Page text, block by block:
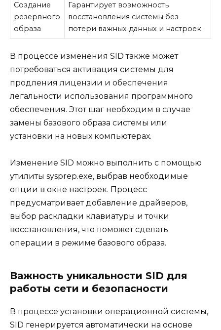
Создание
резервного
образа
Гарантирует возможность
восстановления системы без
потери важных данных и настроек.
В процессе изменения SID также может
потребоваться активация системы для
продления лицензии и обеспечения
легальности использования программного
обеспечения. Этот шаг необходим в случае
замены базового образа системы или
установки на новых компьютерах.
Изменение SID можно выполнить с помощью
утилиты sysprep.exe, выбрав необходимые
опции в окне настроек. Процесс
предусматривает добавление драйверов,
выбор раскладки клавиатуры и точки
восстановления, что поможет сделать
операции в режиме базового образа.
Важность уникальности SID для
работы сети и безопасности
В процессе установки операционной системы,
SID генерируется автоматически на основе